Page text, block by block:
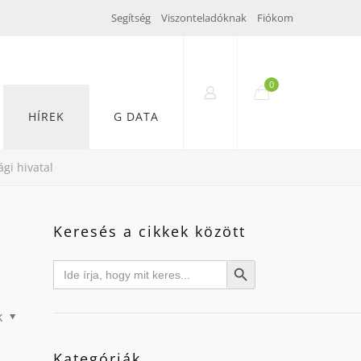
Segítség Viszonteladóknak Fiókom
HÍREK G DATA
0
hivatal
Keresés a cikkek között
Search
for: Search Button